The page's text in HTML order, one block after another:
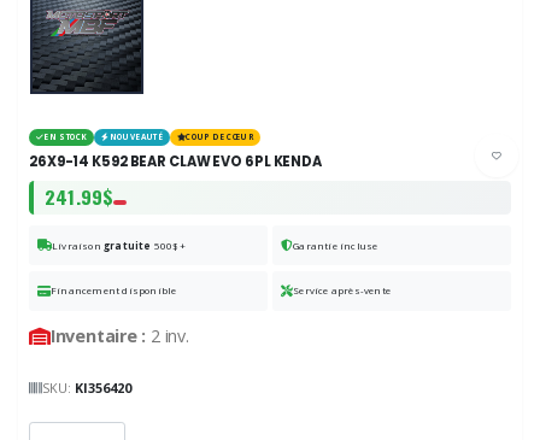
EN STOCK NOUVEAUTÉ COUP DE CŒUR
26X9-14 K592 BEAR CLAW EVO 6PL KENDA
241.99$
Livraison gratuite 500$+ Garantie incluse
Financement disponible Service après-vente
Inventaire : 2 inv.
SKU: KI356420